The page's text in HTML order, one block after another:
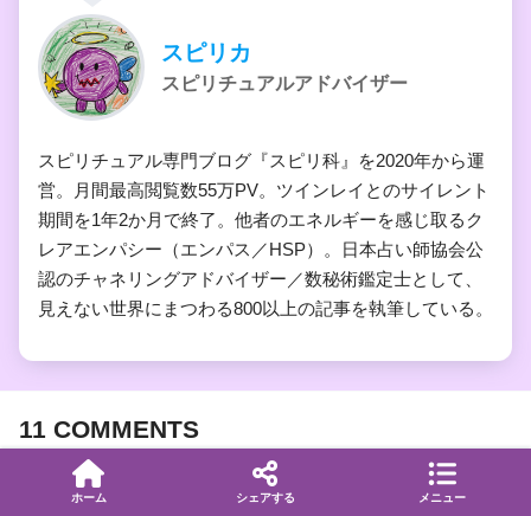
スピリカ
スピリチュアルアドバイザー
スピリチュアル専門ブログ『スピリ科』を2020年から運
営。月間最高閲覧数55万PV。ツインレイとのサイレント
期間を1年2か月で終了。他者のエネルギーを感じ取るク
レアエンパシー（エンパス／HSP）。日本占い師協会公
認のチャネリングアドバイザー／数秘術鑑定士として、
見えない世界にまつわる800以上の記事を執筆している。
11 COMMENTS
スピリカ
ホーム シェアする メニュー